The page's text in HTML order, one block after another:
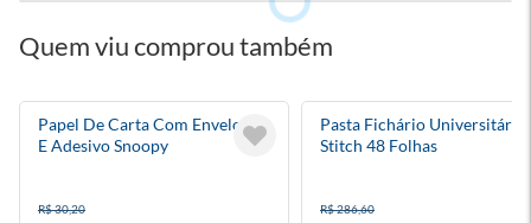
Quem viu comprou também
Papel De Carta Com Envelope
E Adesivo Snoopy
R$ 30,20
Pasta Fichário Universitário
Stitch 48 Folhas
R$ 286,60